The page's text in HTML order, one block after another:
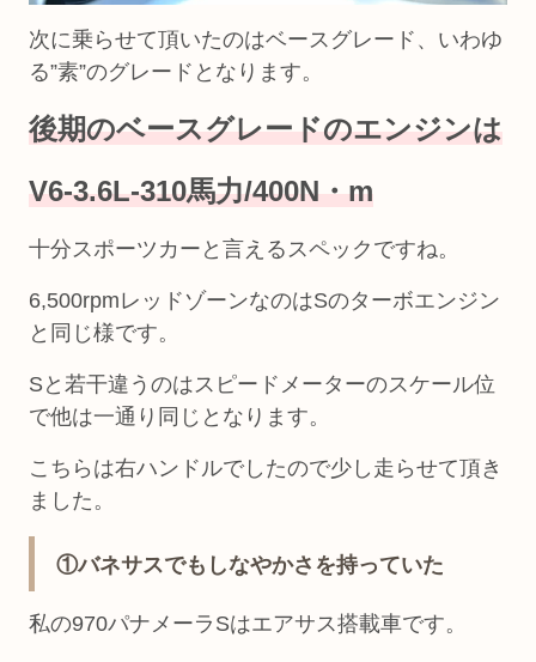
次に乗らせて頂いたのはベースグレード、いわゆ
る”素”のグレードとなります。
後期のベースグレードのエンジンは
V6-3.6L-310馬力/400N・m
十分スポーツカーと言えるスペックですね。
6,500rpmレッドゾーンなのはSのターボエンジン
と同じ様です。
Sと若干違うのはスピードメーターのスケール位
で他は一通り同じとなります。
こちらは右ハンドルでしたので少し走らせて頂き
ました。
①バネサスでもしなやかさを持っていた
私の970パナメーラSはエアサス搭載車です。